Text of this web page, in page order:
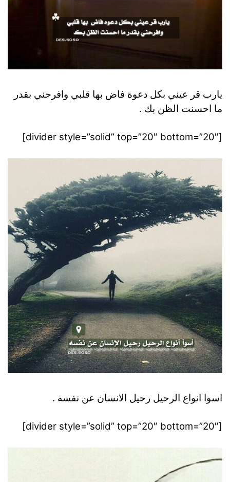
يارب قر عيني بكل دعوة فاض بها قلبي وافرحني بقدر
ما احسنت الظن بك .
[divider style=”solid” top=”20″ bottom=”20″]
اسوا انواع الرحيل رحيل الانسان عن نفسه .
[divider style=”solid” top=”20″ bottom=”20″]